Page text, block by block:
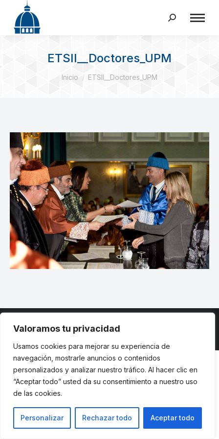
Valoramos tu privacidad
Usamos cookies para mejorar su experiencia de
navegación, mostrarle anuncios o contenidos
personalizados y analizar nuestro tráfico. Al hacer clic en
“Aceptar todo” usted da su consentimiento a nuestro uso
de las cookies.
Personalizar Rechazar todo Aceptar todo
Buscar:
ETSII__Doctores_UPM
Estás aquí:
Inicio ETSII__Doctores_UPM